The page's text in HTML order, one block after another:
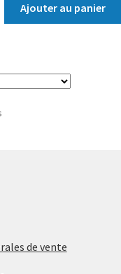
Ajouter au panier
de vente